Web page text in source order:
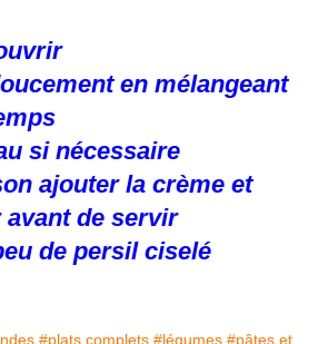
en mélangeant
si nécessaire
ajouter la crème et
avant de servir
de persil ciselé
#plats complets #légumes #pâtes et